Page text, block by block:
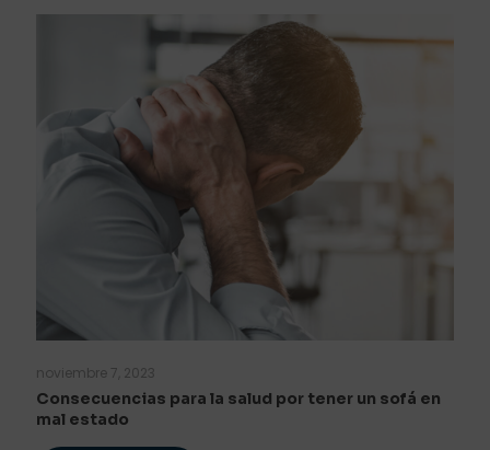
noviembre 7, 2023
Consecuencias para la salud por tener un sofá en
mal estado